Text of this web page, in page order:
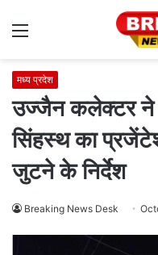
Menu
मध्य प्रदेश
उज्जैन कलेक्टर ने
सिंहस्थ का
जुटने के निर्देश
Breaking News Desk